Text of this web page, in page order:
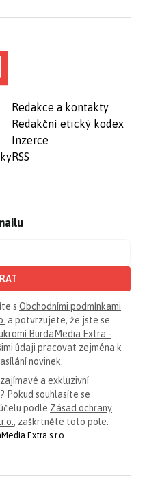
Redakce a kontakty
Redakční etický kodex
Inzerce
RSS
s Obchodními podmínkami
a potvrzujete, že jste se
BurdaMedia Extra -
údaji pracovat zejména k
novinek.
a exkluzivní
Pokud souhlasíte se
podle Zásad ochrany
, zaškrtněte toto pole.
Extra s.r.o.